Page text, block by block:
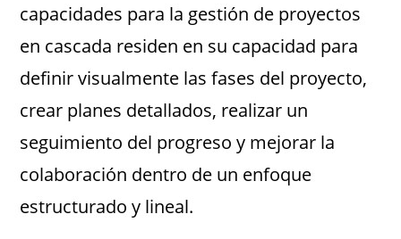
capacidades para la gestión de proyectos
en cascada residen en su capacidad para
definir visualmente las fases del proyecto,
crear planes detallados, realizar un
seguimiento del progreso y mejorar la
colaboración dentro de un enfoque
estructurado y lineal.